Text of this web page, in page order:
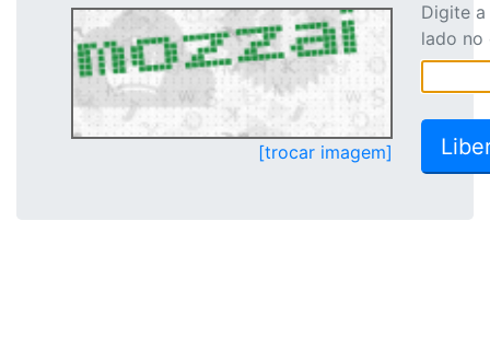
[trocar imagem]
Digite
lado no